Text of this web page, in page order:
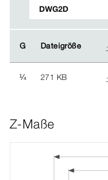
G Dateigröße
G Dateigröße
¼ 271 KB
Z-Maße